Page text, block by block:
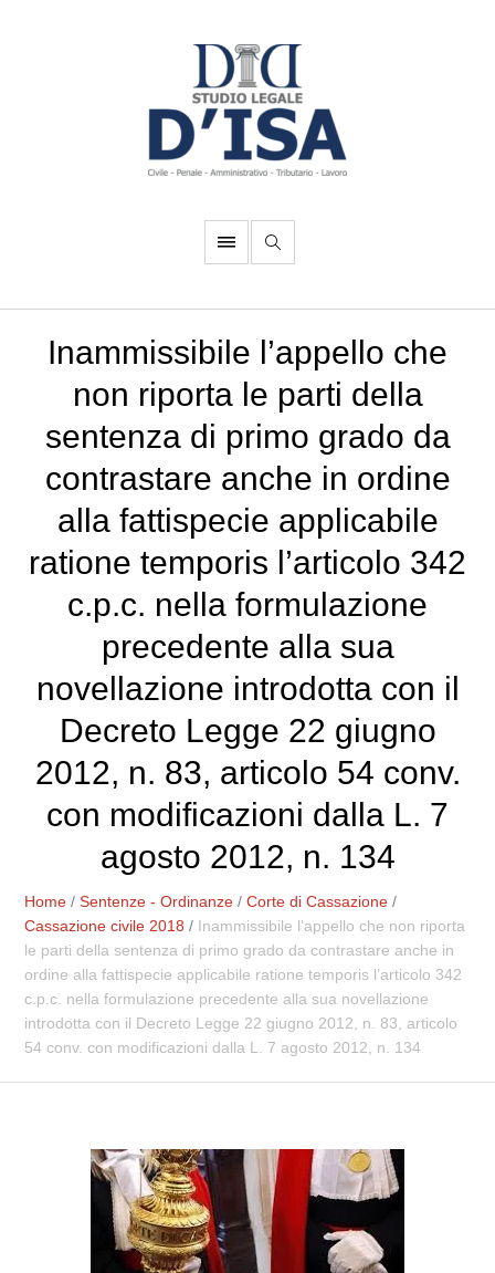
Inammissibile l’appello che
non riporta le parti della
sentenza di primo grado da
contrastare anche in ordine
alla fattispecie applicabile
ratione temporis l’articolo 342
c.p.c. nella formulazione
precedente alla sua
novellazione introdotta con il
Decreto Legge 22 giugno
2012, n. 83, articolo 54 conv.
con modificazioni dalla L. 7
agosto 2012, n. 134
Home /Sentenze - Ordinanze /Corte di Cassazione /
Cassazione civile 2018 / Inammissibile l’appello che non riporta
le parti della sentenza di primo grado da contrastare anche in
ordine alla fattispecie applicabile ratione temporis l’articolo 342
c.p.c. nella formulazione precedente alla sua novellazione
introdotta con il Decreto Legge 22 giugno 2012, n. 83, articolo
54 conv. con modificazioni dalla L. 7 agosto 2012, n. 134